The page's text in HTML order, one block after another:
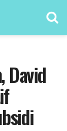
David